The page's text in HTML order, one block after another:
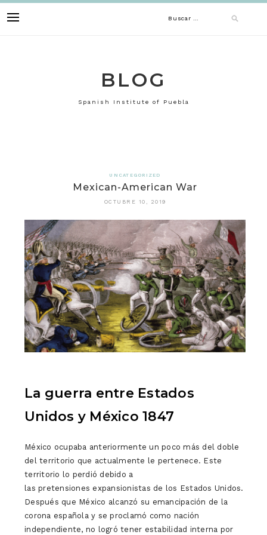
to
Buscar:
BLOG
Spanish Institute of Puebla
UNCATEGORIZED
Mexican-American War
OCTUBRE 10, 2019
La guerra entre Estados
Unidos y México 1847
México ocupaba anteriormente un poco más del doble
del territorio que actualmente le pertenece. Este
territorio lo perdió debido a
las pretensiones expansionistas de los Estados Unidos.
Después que México alcanzó su emancipación de la
corona española y se proclamó como nación
independiente, no logró tener estabilidad interna por